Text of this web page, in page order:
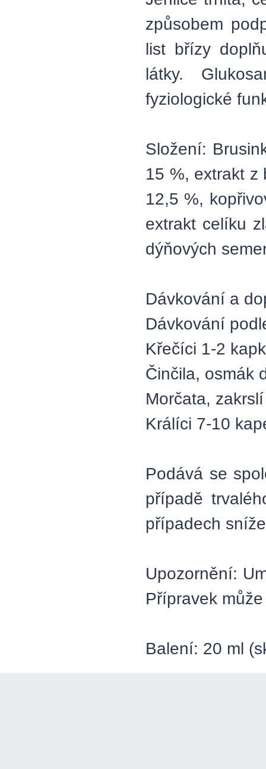
způsobem
list břízy
látky.
fyziologické
Složení:
15 %, extrakt z
12,5 %,
extrakt celíku
dýňových
Dávkování a
Dávkování
Křečíci 1-2
Činčila, osmák
Morčata,
Králíci 7-10
Podává se
případě
případech
Upozornění:
Přípravek
Balení: 20 ml